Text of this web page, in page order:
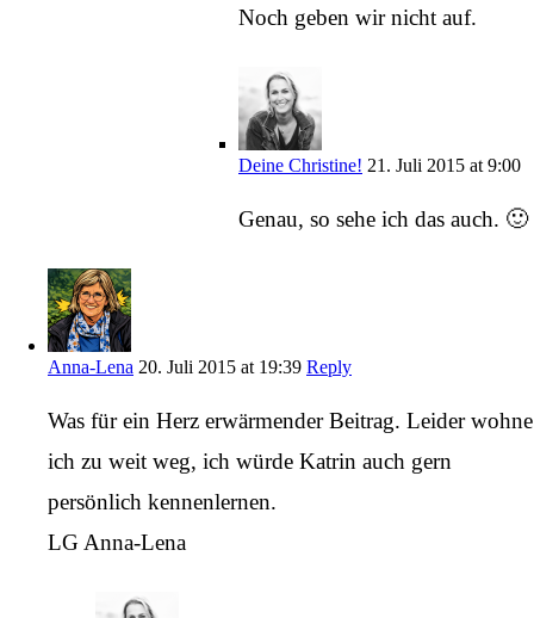
Noch geben wir nicht auf.
Deine Christine! 21. Juli 2015 at 9:00
Genau, so sehe ich das auch. 🙂
Anna-Lena 20. Juli 2015 at 19:39 Reply
Was für ein Herz erwärmender Beitrag. Leider wohne
ich zu weit weg, ich würde Katrin auch gern
persönlich kennenlernen.
LG Anna-Lena